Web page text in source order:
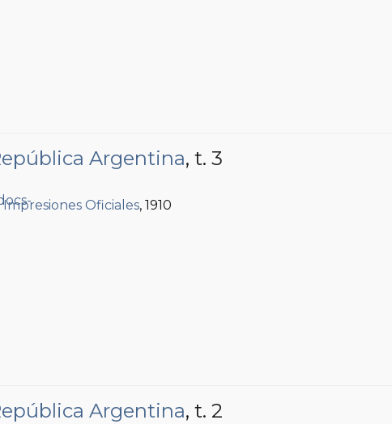
Argentina, t. 3
Oficiales, 1910
Argentina, t. 2